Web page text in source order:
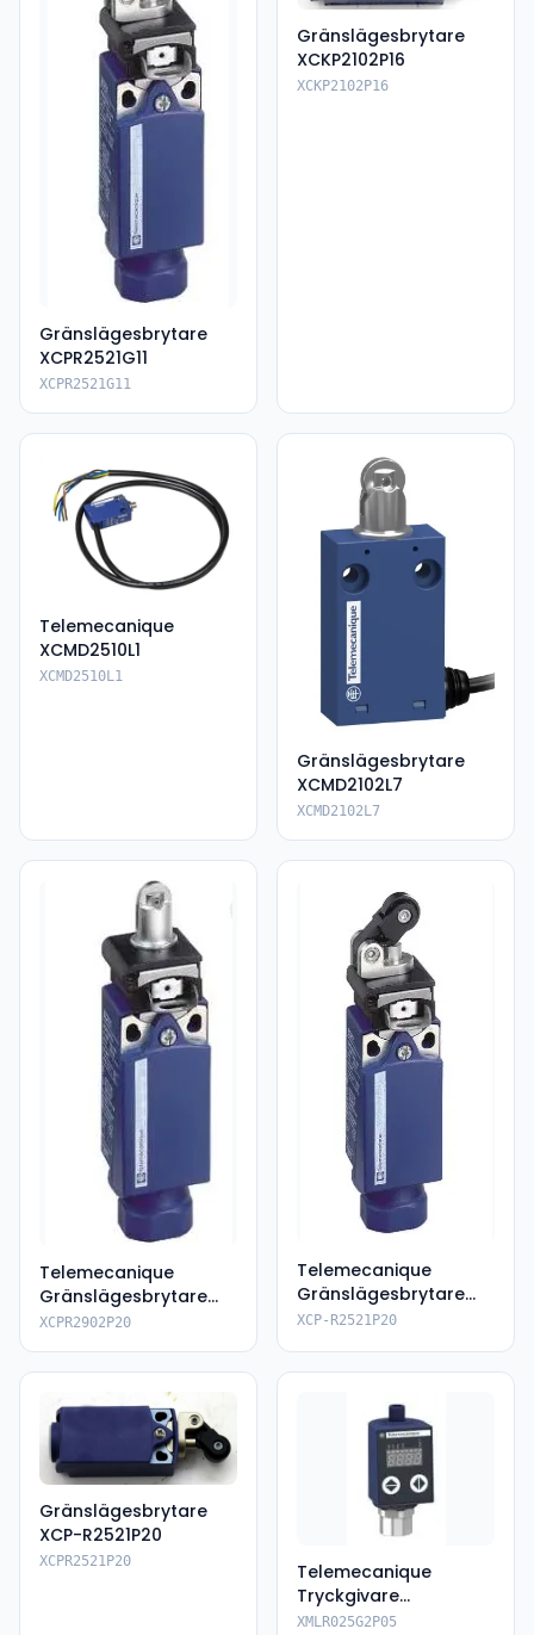
Gränslägesbrytare
XCPR2521G11
XCPR2521G11
Gränslägesbrytare
XCKP2102P16
XCKP2102P16
Telemecanique
XCMD2510L1
XCMD2510L1
Gränslägesbrytare
XCMD2102L7
XCMD2102L7
Telemecanique
Gränslägesbrytare
XCPR2902P20
XCPR2902P20
Telemecanique
Gränslägesbrytare
XCPR2521P20
XCP-R2521P20
Gränslägesbrytare
XCP-R2521P20
XCPR2521P20
Telemecanique
Tryckgivare
XMLR025G2P05
XMLR025G2P05